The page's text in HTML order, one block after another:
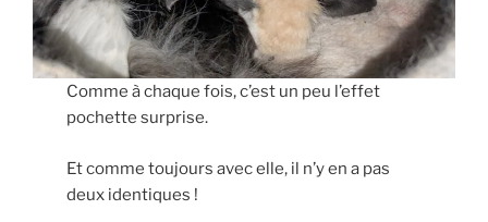
Comme à chaque fois, c’est un peu l’effet
pochette surprise.
Et comme toujours avec elle, il n’y en a pas
deux identiques !